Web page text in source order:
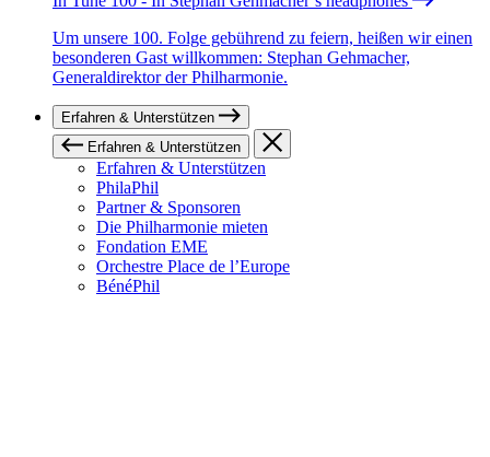
Um unsere 100. Folge gebührend zu feiern, heißen wir einen
besonderen Gast willkommen: Stephan Gehmacher,
Generaldirektor der Philharmonie.
Erfahren & Unterstützen
Erfahren & Unterstützen
Erfahren & Unterstützen
PhilaPhil
Partner & Sponsoren
Die Philharmonie mieten
Fondation EME
Orchestre Place de l’Europe
BénéPhil